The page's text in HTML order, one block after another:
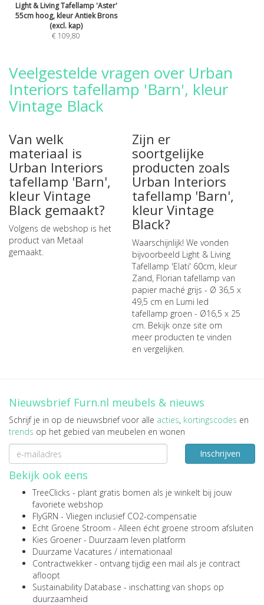
Light & Living Tafellamp 'Aster'
55cm hoog, kleur Antiek Brons
(excl. kap)
€ 109,80
Veelgestelde vragen over Urban
Interiors tafellamp 'Barn', kleur
Vintage Black
Van welk
materiaal is
Urban Interiors
tafellamp 'Barn',
kleur Vintage
Black gemaakt?
Volgens de webshop is het
product van Metaal
gemaakt.
Zijn er
soortgelijke
producten zoals
Urban Interiors
tafellamp 'Barn',
kleur Vintage
Black?
Waarschijnlijk! We vonden
bijvoorbeeld Light & Living
Tafellamp 'Elati' 60cm, kleur
Zand, Florian tafellamp van
papier maché grijs - Ø 36,5 x
49,5 cm en Lumi led
tafellamp groen - Ø16,5 x 25
cm. Bekijk onze site om
meer producten te vinden
en vergelijken.
Nieuwsbrief Furn.nl meubels & nieuws
Schrijf je in op de nieuwsbrief voor alle acties, kortingscodes en
trends op het gebied van meubelen en wonen
Inschrijven
Bekijk ook eens
TreeClicks - plant gratis bomen als je winkelt bij jouw
favoriete webshop
FlyGRN - Vliegen inclusief CO2-compensatie
Echt Groene Stroom - Alleen écht groene stroom afsluiten
Kies Groener - Duurzaam leven platform
Duurzame Vacatures / internationaal
Contractwekker - ontvang tijdig een mail als je contract
afloopt
Sustainability Database - inschatting van shops op
duurzaamheid